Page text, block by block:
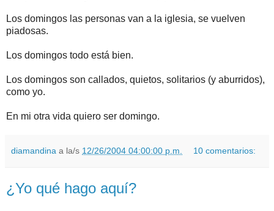
Los domingos las personas van a la iglesia, se vuelven
piadosas.
Los domingos todo está bien.
Los domingos son callados, quietos, solitarios (y aburridos),
como yo.
En mi otra vida quiero ser domingo.
diamandina a la/s 12/26/2004 04:00:00 p.m. 10 comentarios:
¿Yo qué hago aquí?